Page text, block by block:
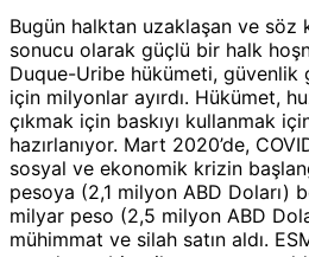
Bugün halktan uzaklaşan ve söz
sonucu olarak güçlü bir halk
Duque-Uribe hükümeti, güvenlik
için milyonlar ayırdı. Hükümet,
çıkmak için baskıyı kullanmak
hazırlanıyor. Mart 2020’de,
sosyal ve ekonomik krizin
pesoya (2,1 milyon ABD Doları)
milyar peso (2,5 milyon ABD
mühimmat ve silah satın aldı.